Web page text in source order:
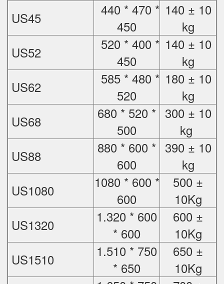
US45
440 * 470 *
450
140 ± 10
kg
US52
520 * 400 *
450
140 ± 10
kg
US62
585 * 480 *
520
180 ± 10
kg
US68
680 * 520 *
500
300 ± 10
kg
US88
880 * 600 *
600
390 ± 10
kg
US1080
1080 * 600 *
600
500 ±
10Kg
US1320
1.320 * 600
* 600
600 ±
10Kg
US1510
1.510 * 750
* 650
650 ±
10Kg